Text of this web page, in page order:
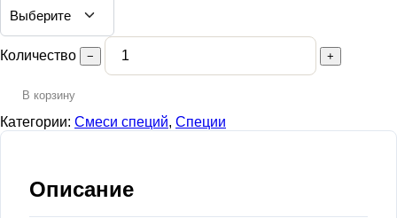
Количество − +
В корзину
Категории: Смеси специй, Специи
Описание